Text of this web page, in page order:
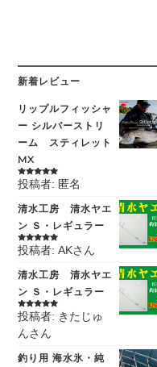
新着レビュー
リップルフィッシャ
ー シルバーストリ
ーム スティレット
MX
5段階中5の
評価
投稿者: 匿名
清水工房 清水ヤエ
ン Ｓ・レギュラー
5段階中5の
評価
投稿者: AKさん
清水工房 清水ヤエ
ン Ｓ・レギュラー
5段階中5の
評価
投稿者: きたじゅ
んさん
釣り用 海水氷・純